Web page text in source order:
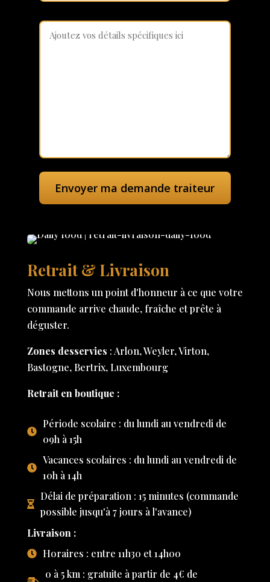
Retrait & Livraison
Nous mettons un point d'honneur à ce que votre
commande arrive chaude, fraîche et prête à
déguster.
Zones desservies : Arlon, Weyler, Virton,
Bastogne, Bertrix, Luxembourg
Retrait en boutique :
Période scolaire : du lundi au vendredi de
09h à 15h
Vacances scolaires : du lundi au vendredi de
10h à 14h
Délai de préparation : 15 minutes (commande
possible jusqu'à 7 jours à l'avance)
Livraison :
Horaires : entre 11h30 et 14h00
0 à 5 km : gratuite à partir de 4€ de